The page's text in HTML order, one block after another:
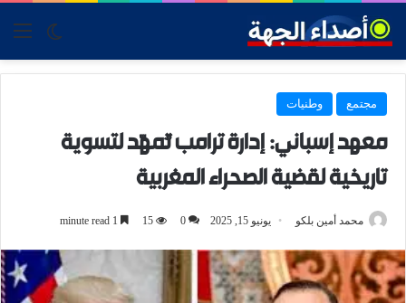
skin
مجتمع وطنيات
معهد إسباني: إدارة ترامب تُمهّد لتسوية
تاريخية لقضية الصحراء المغربية
محمد أمين بلكو يونيو 15, 2025 0
15